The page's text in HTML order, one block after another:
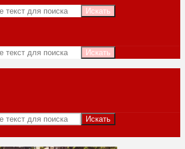
Искать
Искать
Искать